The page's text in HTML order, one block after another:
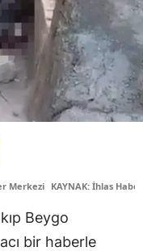
Merkezi KAYNAK: İhlas
Beygo
bir haberle